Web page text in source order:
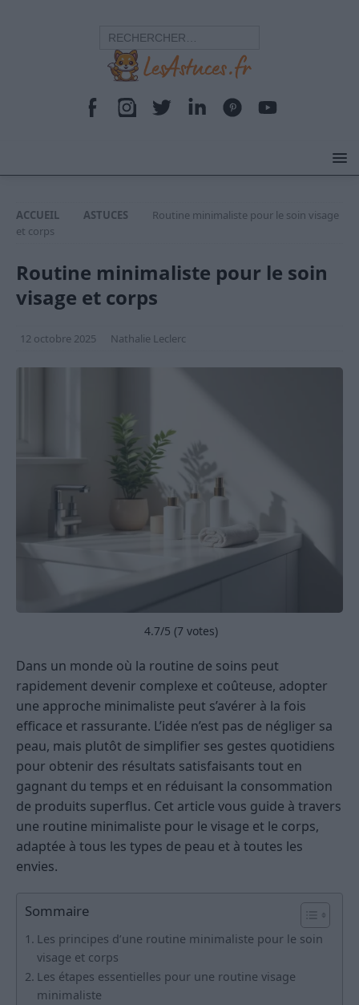
ACCUEIL ASTUCES
Routine minimaliste pour le soin visage
et corps
Routine minimaliste pour le soin
visage et corps
12 octobre 2025 Nathalie Leclerc
4.7/5 (7 votes)
Dans un monde où la routine de soins peut
rapidement devenir complexe et coûteuse, adopter
une approche minimaliste peut s’avérer à la fois
efficace et rassurante. L’idée n’est pas de négliger sa
peau, mais plutôt de simplifier ses gestes quotidiens
pour obtenir des résultats satisfaisants tout en
gagnant du temps et en réduisant la consommation
de produits superflus. Cet article vous guide à travers
une routine minimaliste pour le visage et le corps,
adaptée à tous les types de peau et à toutes les
envies.
Sommaire
Les principes d’une routine minimaliste pour le soin
visage et corps
Les étapes essentielles pour une routine visage
minimaliste